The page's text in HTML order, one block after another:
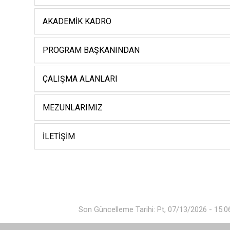
AKADEMIK KADRO
PROGRAM BAŞKANINDAN
ÇALIŞMA ALANLARI
MEZUNLARIMIZ
İLETIŞIM
Son Güncelleme Tarihi: Pt, 07/13/2026 -